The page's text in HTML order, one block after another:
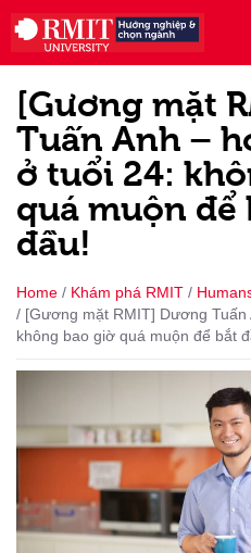
[Gương mặt
Tuấn Anh –
ở tuổi 24:
quá muộn để
đầu!
Home / Khám phá RMIT /
/ [Gương mặt RMIT] Dương
không bao giờ quá muộn để bắt